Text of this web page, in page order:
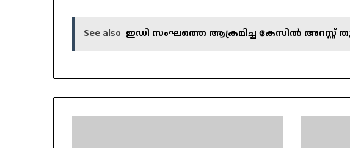
See also ഇഡി സംഘത്തെ ആക്രമിച്ച കേസിൽ അറസ്റ്റ്